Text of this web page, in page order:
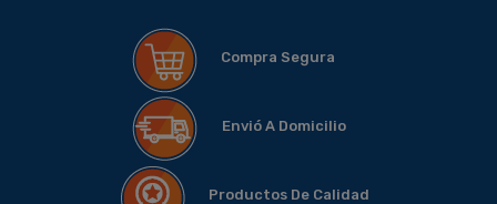
Compra Segura
Envió A Domicilio
Productos De Calidad